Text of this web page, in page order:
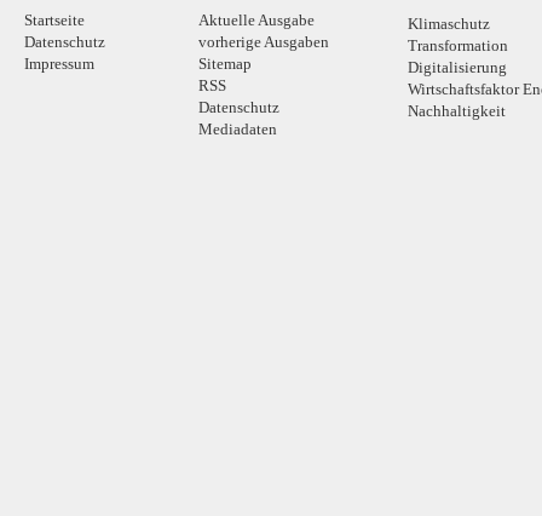
Startseite
Datenschutz
Impressum
Aktuelle Ausgabe
vorherige Ausgaben
Sitemap
RSS
Datenschutz
Mediadaten
Klimaschutz
Transformation
Digitalisierung
Wirtschaftsfaktor
Nachhaltigkeit